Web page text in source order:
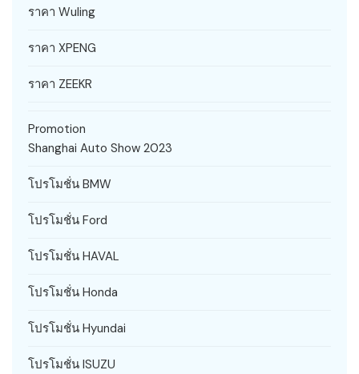
ราคา Wuling
ราคา XPENG
ราคา ZEEKR
Promotion
Shanghai Auto Show 2023
โปรโมชั่น BMW
โปรโมชั่น Ford
โปรโมชั่น HAVAL
โปรโมชั่น Honda
โปรโมชั่น Hyundai
โปรโมชั่น ISUZU